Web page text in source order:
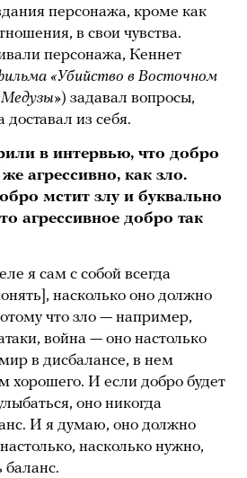
персонажа, кроме как
в свои чувства.
персонажа, Кеннет
«Убийство в Восточном
) задавал вопросы,
доставал из себя.
в интервью, что добро
агрессивно, как зло.
мстит злу и буквально
агрессивное добро так
я сам с собой всегда
насколько оно должно
что зло — например,
война — оно настолько
в дисбалансе, в нем
хорошего. И если добро будет
оно никогда
И я думаю, оно должно
насколько нужно,
баланс.